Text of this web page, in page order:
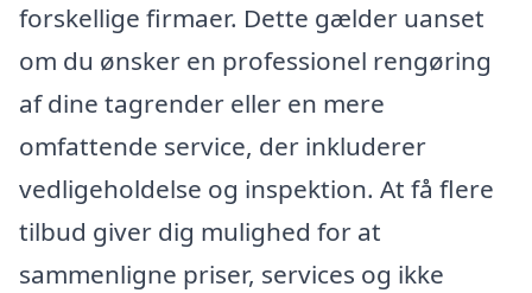
forskellige firmaer. Dette gælder uanset
om du ønsker en professionel rengøring
af dine tagrender eller en mere
omfattende service, der inkluderer
vedligeholdelse og inspektion. At få flere
tilbud giver dig mulighed for at
sammenligne priser, services og ikke